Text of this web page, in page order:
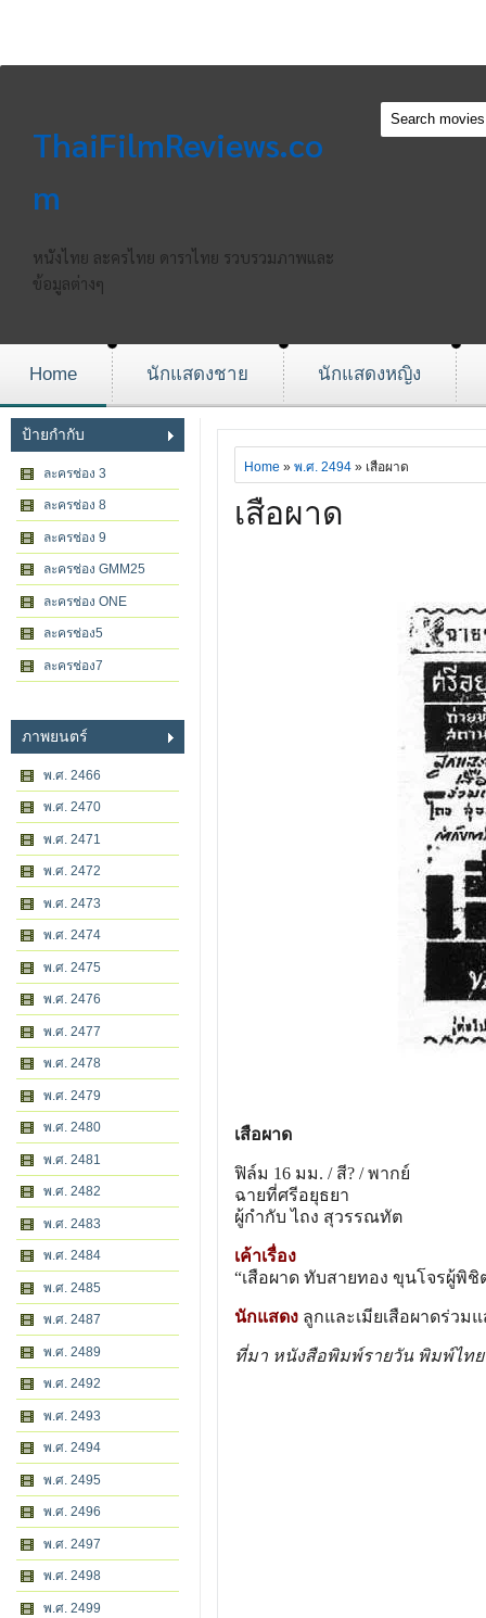
ThaiFilmReviews.co
m
หนังไทย ละครไทย ดาราไทย รวบรวมภาพและ
ข้อมูลต่างๆ
Home นักแสดงชาย นักแสดงหญิง
ป้ายกำกับ
ละครช่อง 3
ละครช่อง 8
ละครช่อง 9
ละครช่อง GMM25
ละครช่อง ONE
ละครช่อง5
ละครช่อง7
ภาพยนตร์
พ.ศ. 2466
พ.ศ. 2470
พ.ศ. 2471
พ.ศ. 2472
พ.ศ. 2473
พ.ศ. 2474
พ.ศ. 2475
พ.ศ. 2476
พ.ศ. 2477
พ.ศ. 2478
พ.ศ. 2479
พ.ศ. 2480
พ.ศ. 2481
พ.ศ. 2482
พ.ศ. 2483
พ.ศ. 2484
พ.ศ. 2485
พ.ศ. 2487
พ.ศ. 2489
พ.ศ. 2492
พ.ศ. 2493
พ.ศ. 2494
พ.ศ. 2495
พ.ศ. 2496
พ.ศ. 2497
พ.ศ. 2498
พ.ศ. 2499
Home » พ.ศ. 2494 » เสือผาด
เสือผาด
เสือผาด
ฟิล์ม 16 มม. / สี? / พากย์
ฉายที่ศรีอยุธยา
ผู้กํากับ ไถง สุวรรณทัต
เค้าเรื่อง
“เสือผาด ทับสายทอง ขุนโจรผู้พิ
นักแสดง ลูกและเมียเสือผาดร่วม
ที่มา หนังสือพิมพ์รายวัน พิมพ์ไทย